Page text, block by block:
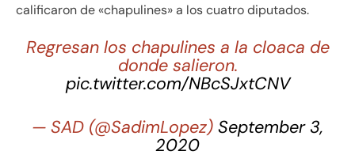
calificaron de «chapulines» a los cuatro diputados.
Regresan los chapulines a la cloaca de
donde salieron.
pic.twitter.com/NBcSJxtCNV
— SAD (@SadimLopez) September 3,
2020